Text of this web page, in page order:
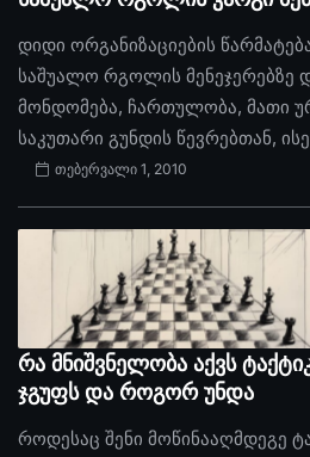
დიდი ორგანიზაციების
საშუალო რგოლის მენეჯერებზე
მონდომება, ჩართულობა, მათი
საკუთარი გუნდის წევრებთან,
თებერვალი 1, 2010
რა მნიშვნელობა აქვს
ჯგუფს და როგორ უნდა
როდესაც შენი მოწინააღმდეგე